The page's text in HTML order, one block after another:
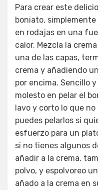
Para crear este
boniato,
en rodajas en una
calor. Mezcla la
una de las capas,
crema y añadiendo
por encima. Sencillo
molesto en pelar el
lavo y corto lo que
puedes pelarlos si
esfuerzo para un
si no tienes algunos
añadir a la crema,
polvo, y espolvoreo
añado a la crema en